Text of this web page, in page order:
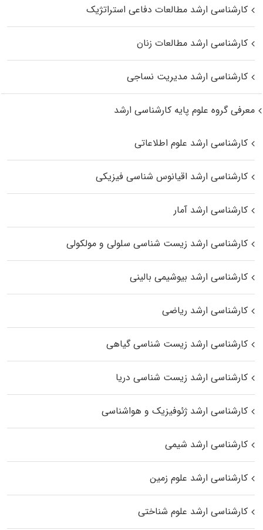
کارشناسی ارشد مطالعات دفاعی استراتژیک
کارشناسی ارشد مطالعات زنان
کارشناسی ارشد مدیریت نساجی
معرفی گروه علوم پایه کارشناسی ارشد
کارشناسی ارشد علوم اطلاعاتی
کارشناسی ارشد اقیانوس‌ شناسی فیزیکی
کارشناسی ارشد آمار
کارشناسی ارشد زیست شناسی سلولی و مولکولی
کارشناسی ارشد بیوشیمی بالینی
کارشناسی ارشد ریاضی
کارشناسی ارشد زیست‌ شناسی گیاهی
کارشناسی ارشد زیست‌ شناسی دریا
کارشناسی ارشد ژئوفیزیک و هواشناسی
کارشناسی ارشد شیمی
کارشناسی ارشد علوم زمین
کارشناسی ارشد علوم شناختی